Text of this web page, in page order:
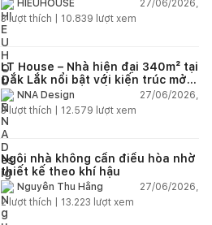
HIEUHOUSE
27/06/2026,
3lượt thích | 10.839 lượt xem
LT House – Nhà hiện đại 340m² tại
Đắk Lắk nổi bật với kiến trúc mở
và hệ sân vườn kết nối thiên
nhiên
NNA Design
27/06/2026,
3lượt thích | 12.579 lượt xem
Ngôi nhà không cần điều hòa nhờ
thiết kế theo khí hậu
Nguyễn Thu Hằng
27/06/2026,
2lượt thích | 13.223 lượt xem